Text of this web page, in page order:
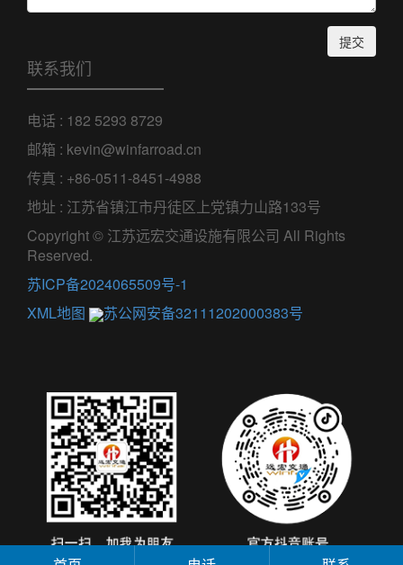
提交
联系我们
电话 : 182 5293 8729
邮箱 : kevin@winfarroad.cn
传真 : +86-0511-8451-4988
地址 : 江苏省镇江市丹徒区上党镇力山路133号
Copyright © 江苏远宏交通设施有限公司 All Rights
Reserved.
苏ICP备2024065509号-1
XML地图
苏公网安备32111202000383号